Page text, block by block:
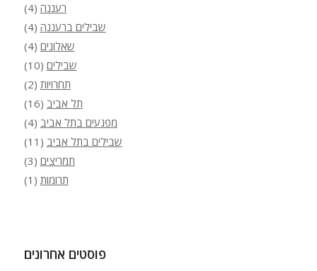
רעננה (4)
שבילים ברעננה (4)
שאלונים (4)
שבילים (10)
תחרויות (2)
תל אביב (16)
מפגעים בתל אביב (4)
שבילים בתל אביב (11)
תמריצים (3)
תרומות (1)
פוסטים אחרונים